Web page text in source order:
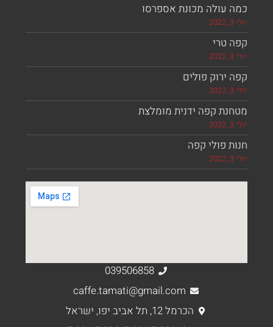
עולה מכונת אספרסו
ירוק פולים
קפה ידנית מומלצת
פולי קפה
039506858
caffe.tamati@gmail.com
הכרמל 12, תל אביב יפו, ישראל